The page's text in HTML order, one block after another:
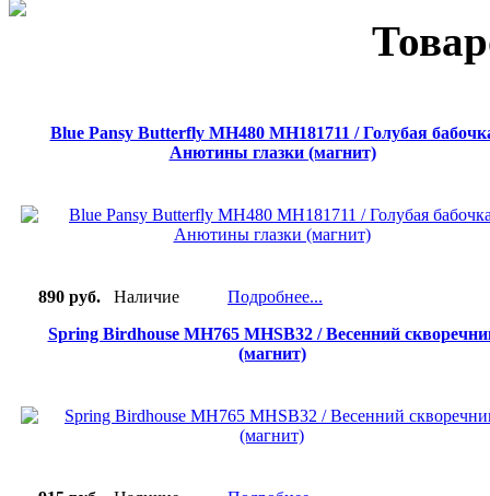
Blue Pansy Butterfly MH480 MH181711 / Голубая
Анютины глазки (магнит)
890 руб. Наличие
Подробнее...
Spring Birdhouse MH765 MHSB32 / Весенний
(магнит)